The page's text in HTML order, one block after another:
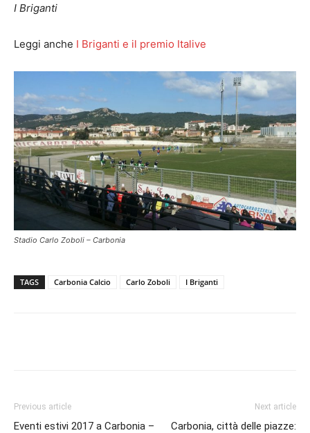
I Briganti
Leggi anche I Briganti e il premio Italive
Stadio Carlo Zoboli – Carbonia
TAGS Carbonia Calcio Carlo Zoboli I Briganti
Previous article
Eventi estivi 2017 a Carbonia –
Next article
Carbonia, città delle piazze: